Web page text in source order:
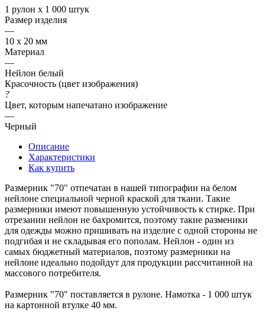
1 рулон х 1 000 штук
Размер изделия
—
10 х 20 мм
Материал
—
Нейлон белый
Красочность (цвет изображения)
?
Цвет, которым напечатано изображение
—
Черный
Описание
Характеристики
Как купить
Размерник "70" отпечатан в нашей типографии на белом
нейлоне специальной черной краской для ткани. Такие
размерники имеют повышенную устойчивость к стирке. При
отрезании нейлон не бахромится, поэтому такие разменики
для одежды можно пришивать на изделие с одной стороны не
подгибая и не складывая его пополам. Нейлон - один из
самых бюджетный материалов, поэтому размерники на
нейлоне идеально подойдут для продукции рассчитанной на
массового потребителя.
Размерник "70" поставляется в рулоне. Намотка - 1 000 штук
на картонной втулке 40 мм.